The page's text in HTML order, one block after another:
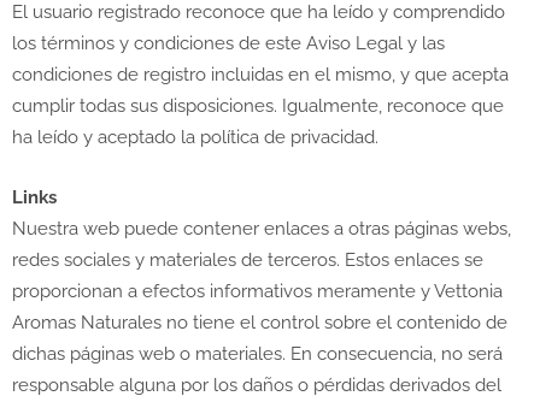
El usuario registrado reconoce que ha leído y comprendido
los términos y condiciones de este Aviso Legal y las
condiciones de registro incluidas en el mismo, y que acepta
cumplir todas sus disposiciones. Igualmente, reconoce que
ha leído y aceptado la política de privacidad.
Links
Nuestra web puede contener enlaces a otras páginas webs,
redes sociales y materiales de terceros. Estos enlaces se
proporcionan a efectos informativos meramente y Vettonia
Aromas Naturales no tiene el control sobre el contenido de
dichas páginas web o materiales. En consecuencia, no será
responsable alguna por los daños o pérdidas derivados del